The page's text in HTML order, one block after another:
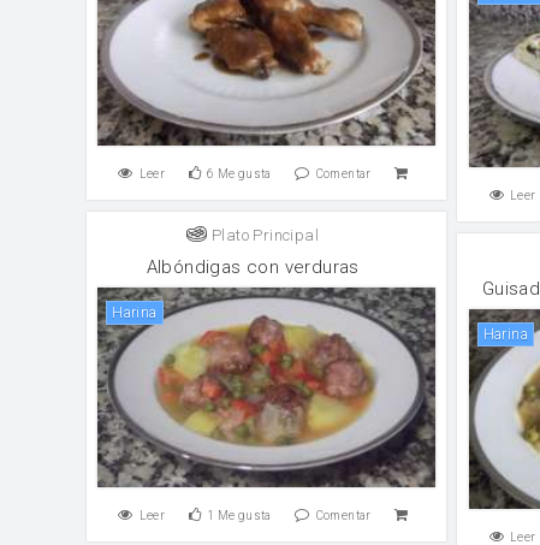
Leer 6 Me gusta Comentar
Leer
Plato Principal
Albóndigas con verduras
harina
Leer 1 Me gusta Comentar
harina
Leer